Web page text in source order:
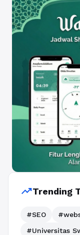
trending_upTrending
#SEO
#Universitas